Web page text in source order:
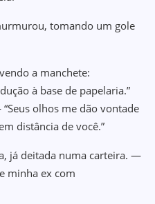
tomando um gole
a manchete:
à base de papelaria.”
olhos me dão vontade
distância de você.”
já deitada numa carteira. —
minha ex com